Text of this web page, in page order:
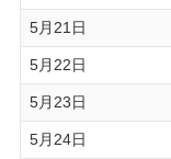
5月21日
5月22日
5月23日
5月24日